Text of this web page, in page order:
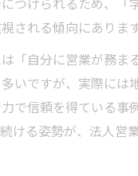
つけられるため、「
される傾向にあります
「自分に営業が務ま
いですが、実際には
で信頼を得ている事
ける姿勢が、法人営